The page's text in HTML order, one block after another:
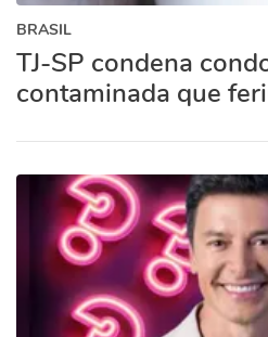
BRASIL
TJ-SP condena
contaminada que